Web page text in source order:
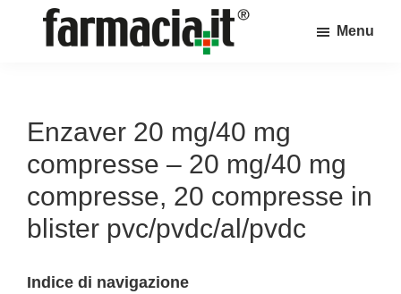
sul
mondo
della
farmacia
online
Menu
Enzaver 20 mg/40 mg
compresse – 20 mg/40 mg
compresse, 20 compresse in
blister pvc/pvdc/al/pvdc
Indice di navigazione